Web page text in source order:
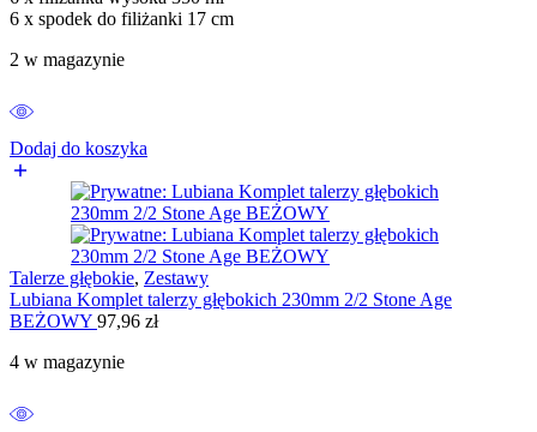
6 x spodek do filiżanki 17 cm
2 w magazynie
Dodaj do koszyka
Talerze głębokie, Zestawy
Lubiana Komplet talerzy głębokich 230mm 2/2 Stone Age
BEŻOWY 97,96 zł
4 w magazynie